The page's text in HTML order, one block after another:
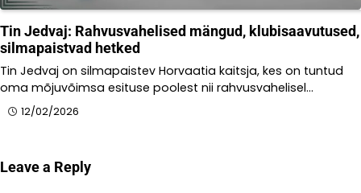
Tin Jedvaj: Rahvusvahelised mängud, klubisaavutused,
silmapaistvad hetked
Tin Jedvaj on silmapaistev Horvaatia kaitsja, kes on tuntud
oma mõjuvõimsa esituse poolest nii rahvusvahelisel…
12/02/2026
Leave a Reply